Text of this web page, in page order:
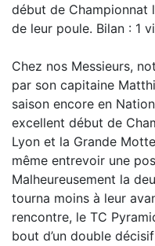
début de Championnat
de leur poule. Bilan : 1
Chez nos Messieurs,
par son capitaine
saison encore en
excellent début de
Lyon et la Grande
même entrevoir une
Malheureusement la
tourna moins à leur
rencontre, le TC
bout d’un double